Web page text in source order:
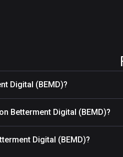
Digital (BEMD)?
Betterment Digital (BEMD)?
Digital (BEMD)?